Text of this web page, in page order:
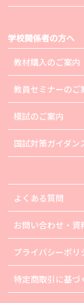
学校関係者の方へ
教材購入のご案内
教員セミナーのご
模試のご案内
国試対策ガイダン
よくある質問
お問い合わせ・資
プライバシーポリ
特定商取引に基づ